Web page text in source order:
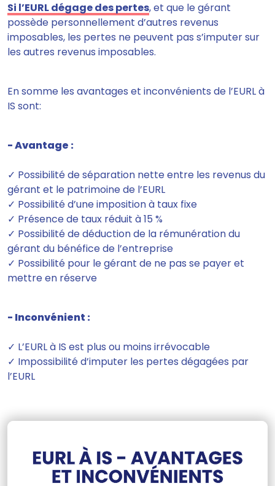
Si l’EURL dégage des pertes, et que le gérant
possède personnellement d’autres revenus
imposables, les pertes ne peuvent pas s’imputer sur
les autres revenus imposables.
En somme les avantages et inconvénients de l’EURL à
IS sont:
- Avantage :
✓ Possibilité de séparation nette entre les revenus du
gérant et le patrimoine de l’EURL
✓ Possibilité d’une imposition à taux fixe
✓ Présence de taux réduit à 15 %
✓ Possibilité de déduction de la rémunération du
gérant du bénéfice de l’entreprise
✓ Possibilité pour le gérant de ne pas se payer et
mettre en réserve
- Inconvénient :
✓ L’EURL à IS est plus ou moins irrévocable
✓ Impossibilité d’imputer les pertes dégagées par
l’EURL